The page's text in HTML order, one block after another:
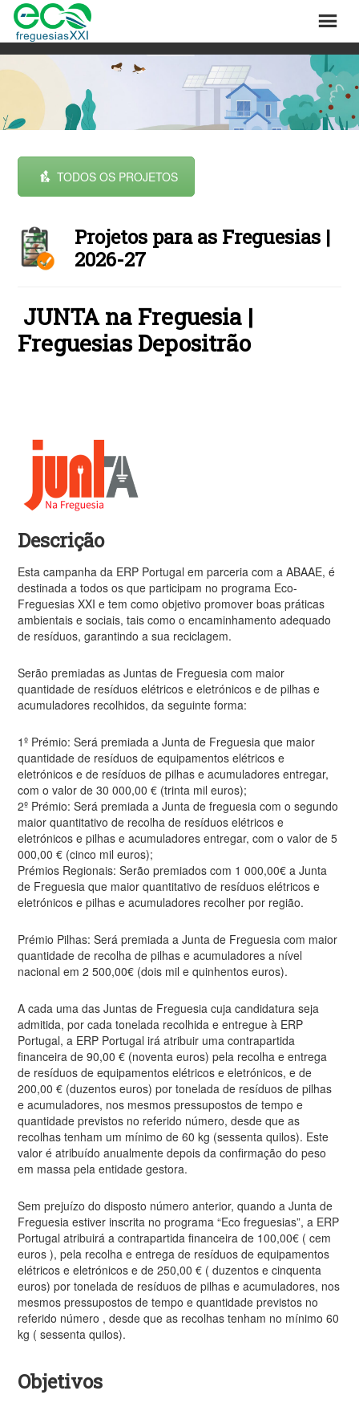
TODOS OS PROJETOS
Projetos para as Freguesias |
2026-27
JUNTA na Freguesia |
Freguesias Depositrão
Descrição
Esta campanha da ERP Portugal em parceria com a ABAAE, é
destinada a todos os que participam no programa Eco-
Freguesias XXI e tem como objetivo promover boas práticas
ambientais e sociais, tais como o encaminhamento adequado
de resíduos, garantindo a sua reciclagem.
Serão premiadas as Juntas de Freguesia com maior
quantidade de resíduos elétricos e eletrónicos e de pilhas e
acumuladores recolhidos, da seguinte forma:
1º Prémio: Será premiada a Junta de Freguesia que maior
quantidade de resíduos de equipamentos elétricos e
eletrónicos e de resíduos de pilhas e acumuladores entregar,
com o valor de 30 000,00 € (trinta mil euros);
2º Prémio: Será premiada a Junta de freguesia com o segundo
maior quantitativo de recolha de resíduos elétricos e
eletrónicos e pilhas e acumuladores entregar, com o valor de 5
000,00 € (cinco mil euros);
Prémios Regionais: Serão premiados com 1 000,00€ a Junta
de Freguesia que maior quantitativo de resíduos elétricos e
eletrónicos e pilhas e acumuladores recolher por região.
Prémio Pilhas: Será premiada a Junta de Freguesia com maior
quantidade de recolha de pilhas e acumuladores a nível
nacional em 2 500,00€ (dois mil e quinhentos euros).
A cada uma das Juntas de Freguesia cuja candidatura seja
admitida, por cada tonelada recolhida e entregue à ERP
Portugal, a ERP Portugal irá atribuir uma contrapartida
financeira de 90,00 € (noventa euros) pela recolha e entrega
de resíduos de equipamentos elétricos e eletrónicos, e de
200,00 € (duzentos euros) por tonelada de resíduos de pilhas
e acumuladores, nos mesmos pressupostos de tempo e
quantidade previstos no referido número, desde que as
recolhas tenham um mínimo de 60 kg (sessenta quilos). Este
valor é atribuído anualmente depois da confirmação do peso
em massa pela entidade gestora.
Sem prejuízo do disposto número anterior, quando a Junta de
Freguesia estiver inscrita no programa “Eco freguesias”, a ERP
Portugal atribuirá a contrapartida financeira de 100,00€ ( cem
euros ), pela recolha e entrega de resíduos de equipamentos
elétricos e eletrónicos e de 250,00 € ( duzentos e cinquenta
euros) por tonelada de resíduos de pilhas e acumuladores, nos
mesmos pressupostos de tempo e quantidade previstos no
referido número , desde que as recolhas tenham no mínimo 60
kg ( sessenta quilos).
Objetivos